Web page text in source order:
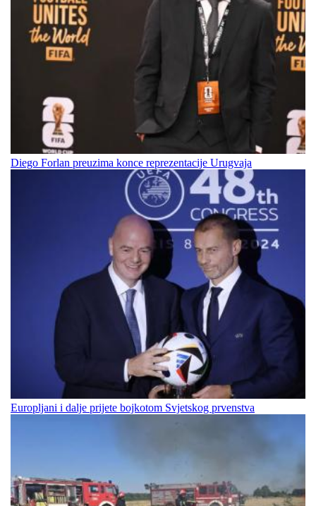
Diego Forlan preuzima konce reprezentacije Urugvaja
Europljani i dalje prijete bojkotom Svjetskog prvenstva